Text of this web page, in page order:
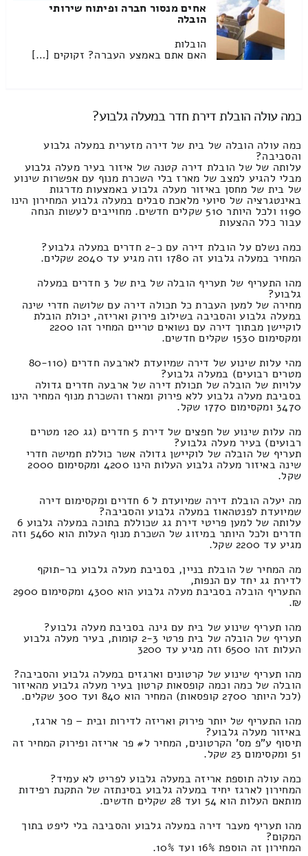
אחים מנסור חברה ופיתוח שירותי
הובלה
הובלות
האם אתם באמצע העברה? זקוקים […]
כמה עולה הובלת דירת חדר במעלה גלבוע?
כמה עולה הובלה של בית של דירה מזערית במעלה גלבוע
והסביבה?
עלותה של של הובלת דירה קטנה של איזור בעיר מעלה גלבוע
מבלי להגיע למצב של מארז בלי השכרת מנוף עם אפשרות שינוע
של בית של מחסן באיזור מעלה גלבוע באמצעות מדרגות
באינטגרציה של סיועי מלאכת סבלים במעלה גלבוע המחירון הינו
1190 ולכל היותר 510 שקלים חדשים. מחוייבים לעשות הנחה
עבור כלל ההצעות
כמה נשלם על הובלת דירה עם כ-2 חדרים במעלה גלבוע?
המחיר במעלה גלבוע זה 1780 וזה מגיע עד 2040 שקלים.
מהו התעריף של תעריף הובלה של בית של 3 חדרים במעלה
גלבוע?
מחירה של למען העברת כל תכולה דירה עם שלושה חדרי שינה
במעלה גלבוע והסביבה בשילוב פירוק ואריזה, יכולת הובלת
לוקיישן מבתוך דירה עם נשואים טריים המחיר זהו 2200
ומקסימום 1530 שקלים חדשים.
מהי עלות שינוע של דירה שמיועדת לארבעה חדרים (80-110
מטרים רבועים) במעלה גלבוע?
עלויות של הובלה של תכולת דירה של ארבעה חדרים גדולה
בסביבת מעלה גלבוע ללא פירוק ומארז והשכרת מנוף המחיר הינו
3470 ומקסימום 1770 שקל.
מה עלות שינוע של חפצים של דירת 5 חדרים (גג 120 מטרים
רבועים) בעיר מעלה גלבוע?
תעריף של הובלה של לוקיישן גדולה אשר כוללת חמישה חדרי
שינה באיזור מעלה גלבוע העלות הינו 4200 ומקסימום 2000
שקל.
מה יעלה הובלת דירה שמיועדת ל 6 חדרים ומקסימום דירה
שמיועדת לפנטהאוז במעלה גלבוע והסביבה?
עלותה של למען פריטי דירת גג שכוללת בתוכה במעלה גלבוע 6
חדרים ולכל היותר במיזוג של השכרת מנוף העלות הוא 5460 וזה
מגיע עד 2200 שקל.
מה המחיר של הובלת בניין, בסביבת מעלה גלבוע בר-תוקף
לדירת גג יחד עם הנפות,
התעריף הובלה בסביבת מעלה גלבוע הוא 4300 ומקסימום 2900
₪.
מהו תעריף שינוע של בית עם גינה בסביבת מעלה גלבוע?
תעריף של הובלה של בית פרטי 2-3 קומות, בעיר מעלה גלבוע
העלות זהו 6500 וזה מגיע עד 3200
מהו תעריף שינוע של קרטונים וארגזים במעלה גלבוע והסביבה?
הובלה של כמה וכמה קופסאות קרטון בעיר מעלה גלבוע מהאיזור
(לכל היותר 2700 קופסאות) המחיר הוא 840 ועד 300 שקלים.
מהו התעריף של יותר פירוק ואריזה לדירות ובית – פר ארגז,
באיזור מעלה גלבוע?
תיסוף ע"פ מס' הקרטונים, המחיר ל# פר אריזה ופירוק המחיר זה
51 ומקסימום 23 שקל.
כמה עולה תוספת אריזה במעלה גלבוע לפריט לא עמיד?
המחירון לארגז יחיד במעלה גלבוע בסינתזה של התקנת רפידות
מותאם העלות הוא 54 ועד 28 שקלים חדשים.
מהו תעריף מעבר דירה במעלה גלבוע והסביבה בלי ליפט בתוך
המקום?
המחירון זה הוספת 16% ועד 10%.